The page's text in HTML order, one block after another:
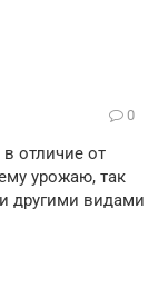
0
отличие от
урожаю, так
другими видами